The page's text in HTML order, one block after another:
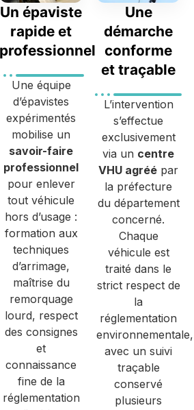
Un épaviste
rapide et
professionnel
Une équipe
d’épavistes
expérimentés
mobilise un
savoir-faire
professionnel
pour enlever
tout véhicule
hors d’usage :
formation aux
techniques
d’arrimage,
maîtrise du
remorquage
lourd, respect
des consignes
et
connaissance
fine de la
réglementation
Une
démarche
conforme
et traçable
L’intervention
s’effectue
exclusivement
via un centre
VHU agréé par
la préfecture
du département
concerné.
Chaque
véhicule est
traité dans le
strict respect de
la
réglementation
environnementale,
avec un suivi
traçable
conservé
plusieurs